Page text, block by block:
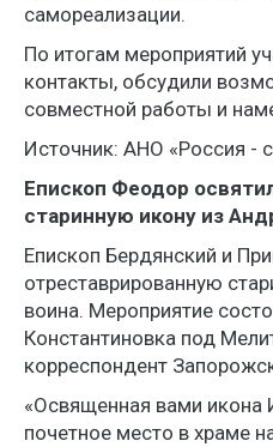
самореализации.
По итогам мероприятий
контакты, обсудили
совместной работы и
Источник: АНО «Россия -
Епископ Феодор
старинную икону из
Епископ Бердянский и
отреставрированную
воина. Мероприятие
Константиновка под
корреспондент
«Освященная вами икона
почетное место в храме